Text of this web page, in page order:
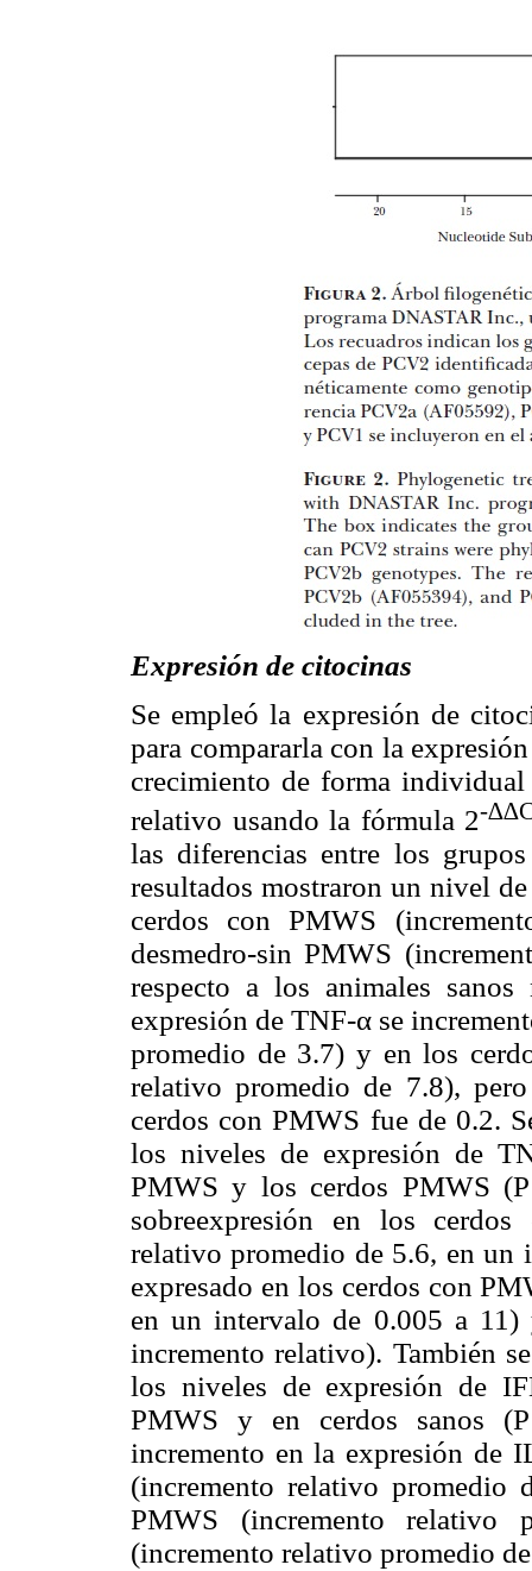
Expresión de citocinas
Se empleó la expresión de
para compararla con la
crecimiento de forma
relativo usando la fórmula 2-
las diferencias entre los
resultados mostraron un nivel
cerdos con PMWS
desmedro-sin PMWS
respecto a los animales
expresión de TNF-α se
promedio de 3.7) y en los
relativo promedio de 7.8),
cerdos con PMWS fue de 0.2.
los niveles de expresión de
PMWS y los cerdos PMWS
sobreexpresión en los
relativo promedio de 5.6, en un
expresado en los cerdos con
en un intervalo de 0.005 a 11)
incremento relativo). También
los niveles de expresión de
PMWS y en cerdos sanos
incremento en la expresión de
(incremento relativo promedio
PMWS (incremento
(incremento relativo promedio